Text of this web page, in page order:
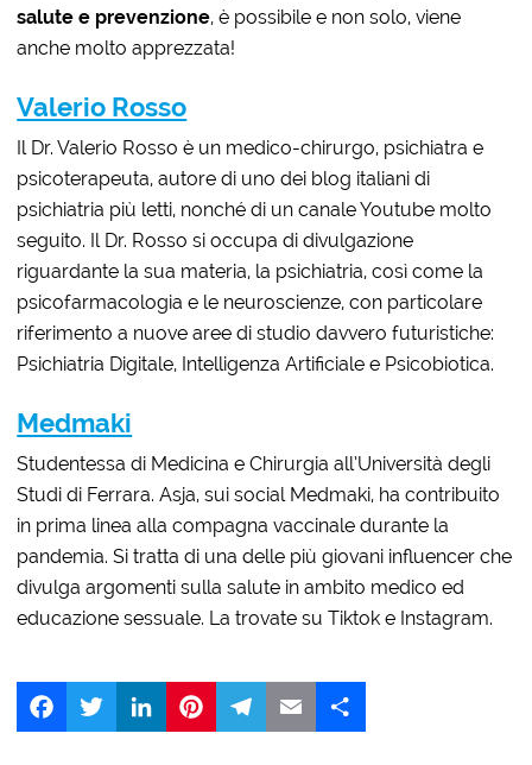
salute e prevenzione, è possibile e non solo, viene
anche molto apprezzata!
Valerio Rosso
Il Dr. Valerio Rosso è un medico-chirurgo, psichiatra e
psicoterapeuta, autore di uno dei blog italiani di
psichiatria più letti, nonché di un canale Youtube molto
seguito. Il Dr. Rosso si occupa di divulgazione
riguardante la sua materia, la psichiatria, così come la
psicofarmacologia e le neuroscienze, con particolare
riferimento a nuove aree di studio davvero futuristiche:
Psichiatria Digitale, Intelligenza Artificiale e Psicobiotica.
Medmaki
Studentessa di Medicina e Chirurgia all’Università degli
Studi di Ferrara. Asja, sui social Medmaki, ha contribuito
in prima linea alla compagna vaccinale durante la
pandemia. Si tratta di una delle più giovani influencer che
divulga argomenti sulla salute in ambito medico ed
educazione sessuale. La trovate su Tiktok e Instagram.
FacebookTwitter LinkedIn